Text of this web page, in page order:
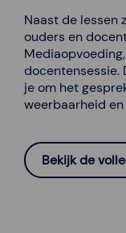
Naast de lessen
ouders en
je om het
weerbaarheid
Bekijk de